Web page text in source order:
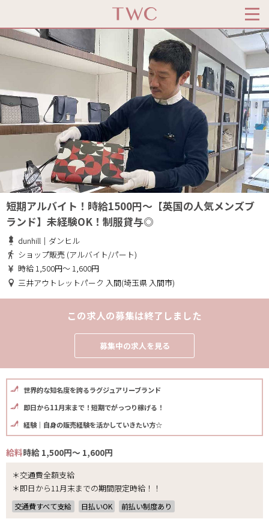
短期アルバイト！時給1500円～【英国の人気メンズブ
ランド】未経験OK！制服貸与◎
dunhill｜ダンヒル
ショップ販売 (アルバイト/パート)
時給 1,500円～ 1,600円
三井アウトレットパーク 入間(埼玉県 入間市)
この求人の募集は終了しました
募集中の求人を見る
世界的な知名度を誇るラグジュアリーブランド
即日から11月末まで！短期でがっつり稼げる！
経験｜自身の販売経験を活かしていきたい方☆
給料時給 1,500円～ 1,600円
＊交通費全額支給
＊即日から11月末までの期間限定時給！！
交通費すべて支給 日払いOK 前払い制度あり